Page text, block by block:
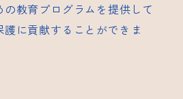
教育プログラムを提供して
に貢献することができま